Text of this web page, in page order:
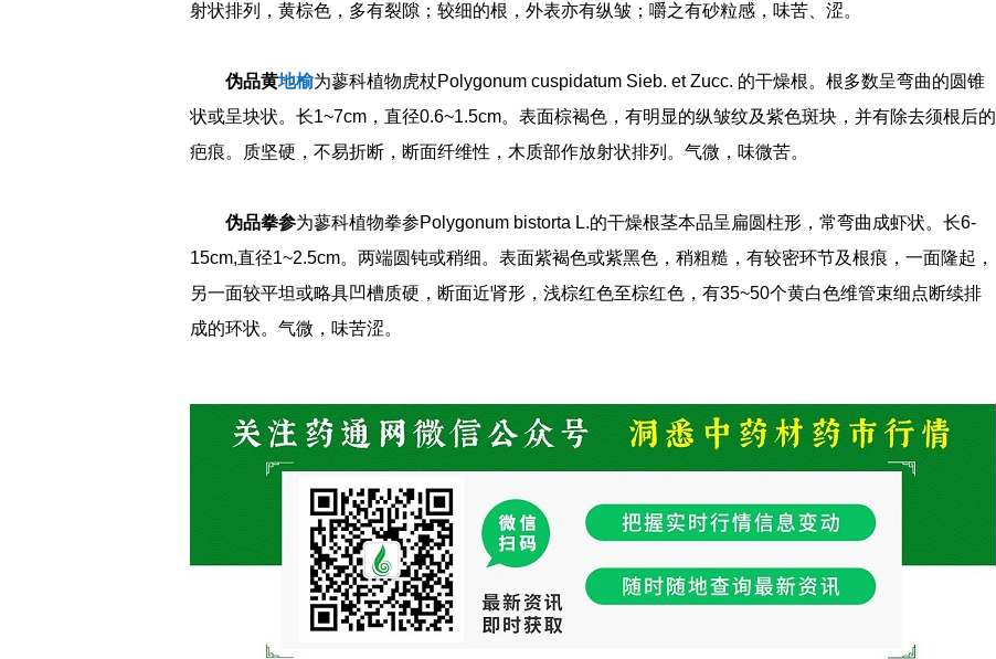
射状排列，黄棕色，多有裂隙；较细的根，外表亦有纵皱；嚼之有砂粒感，味苦、涩。
伪品黄地榆为蓼科植物虎杖Polygonum cuspidatum Sieb. et Zucc. 的干燥根。根多数呈弯曲的圆锥
状或呈块状。长1~7cm，直径0.6~1.5cm。表面棕褐色，有明显的纵皱纹及紫色斑块，并有除去须根后的
疤痕。质坚硬，不易折断，断面纤维性，木质部作放射状排列。气微，味微苦。
伪品拳参为蓼科植物拳参Polygonum bistorta L.的干燥根茎本品呈扁圆柱形，常弯曲成虾状。长6-
15cm,直径1~2.5cm。两端圆钝或稍细。表面紫褐色或紫黑色，稍粗糙，有较密环节及根痕，一面隆起，
另一面较平坦或略具凹槽质硬，断面近肾形，浅棕红色至棕红色，有35~50个黄白色维管束细点断续排
成的环状。气微，味苦涩。